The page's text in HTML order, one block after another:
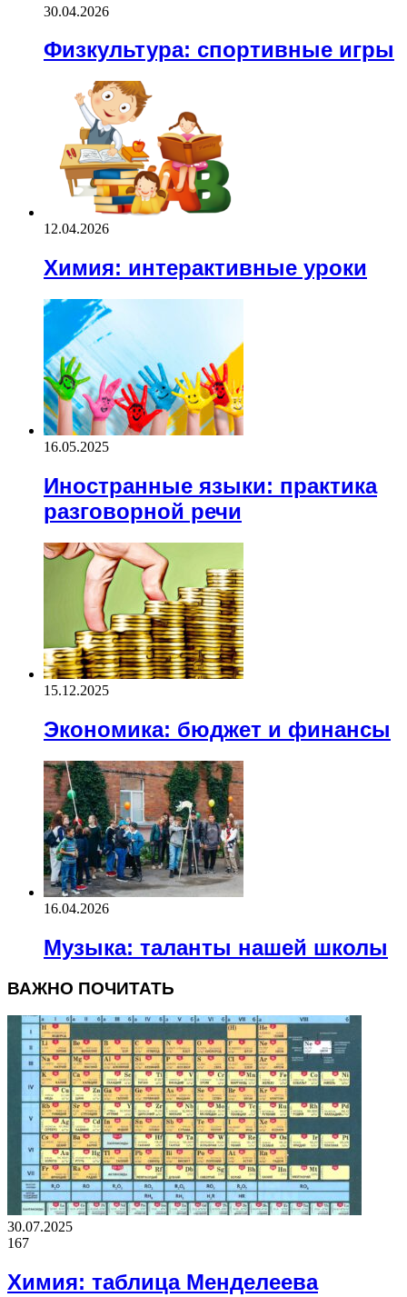
30.04.2026
Физкультура: спортивные игры
12.04.2026
Химия: интерактивные уроки
16.05.2025
Иностранные языки: практика
разговорной речи
15.12.2025
Экономика: бюджет и финансы
16.04.2026
Музыка: таланты нашей школы
ВАЖНО ПОЧИТАТЬ
30.07.2025
167
Химия: таблица Менделеева